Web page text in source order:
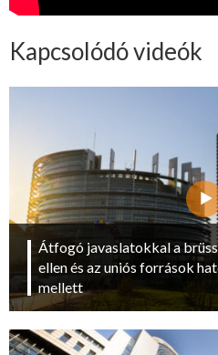
Kapcsolódó videók
Átfogó javaslatokkal a
ellen és az uniós források
mellett